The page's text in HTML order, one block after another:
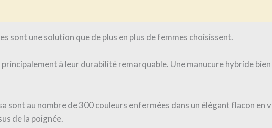
sont une solution que de plus en plus de femmes choisissent.
à leur durabilité remarquable. Une manucure hybride
sont au nombre de 300 couleurs enfermées dans un élégant flacon
de la poignée.